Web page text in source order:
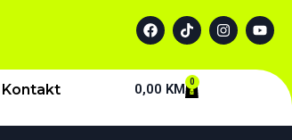
Kontakt 0,00 KM 0